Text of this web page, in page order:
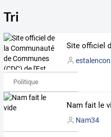
Tri
Politique
Nam fait le
Nam34